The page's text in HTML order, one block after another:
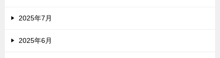
2025年7月
2025年6月